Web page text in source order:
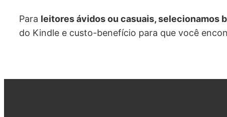
Para leitores ávidos ou casuais, selecionamos
do Kindle e custo-benefício para que você